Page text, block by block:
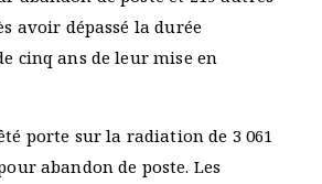
avoir dépassé la durée
cinq ans de leur mise en
porte sur la radiation de 3 061
abandon de poste. Les